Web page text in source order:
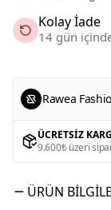
Kolay İade
14 gün
Rawea
ÜCRETSIZ
9.600₺ üzeri
ÜRÜN